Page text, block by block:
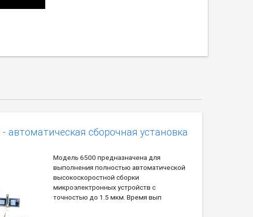
- автоматическая сборочная установка
Модель 6500 предназначена для
выполнения полностью автоматической
высокоскоростной сборки
микроэлектронных устройств с
точностью до 1.5 мкм. Время вып